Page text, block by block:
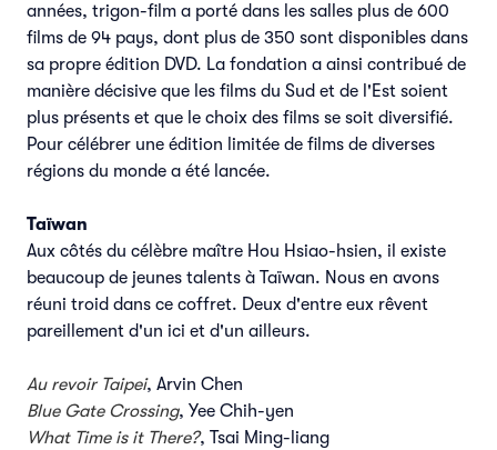
années, trigon-film a porté dans les salles plus de 600
films de 94 pays, dont plus de 350 sont disponibles dans
sa propre édition DVD. La fondation a ainsi contribué de
manière décisive que les films du Sud et de l'Est soient
plus présents et que le choix des films se soit diversifié.
Pour célébrer une édition limitée de films de diverses
régions du monde a été lancée.
Taïwan
Aux côtés du célèbre maître Hou Hsiao-hsien, il existe
beaucoup de jeunes talents à Taïwan. Nous en avons
réuni troid dans ce coffret. Deux d'entre eux rêvent
pareillement d'un ici et d'un ailleurs.
Au revoir Taipei, Arvin Chen
Blue Gate Crossing, Yee Chih-yen
What Time is it There?, Tsai Ming-liang